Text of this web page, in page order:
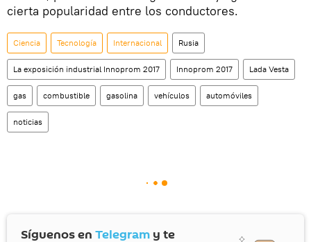
cierta popularidad entre los conductores.
Ciencia Tecnología Internacional Rusia
La exposición industrial Innoprom 2017 Innoprom 2017 Lada Vesta
gas combustible gasolina vehículos automóviles
noticias
Síguenos en Telegram y te